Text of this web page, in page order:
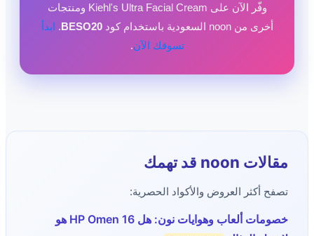
وفّر الآن على Kiehl's Ultra Facial Cream ومنتجات
أخرى من noon السعودية باستخدام كود
BESO20
. ابدأ
تسوقك الآن.
مقالات noon قد تهمك
تصفح أكثر العروض والأكواد الحصرية:
خصومات ألعاب وهوايات نون: هل HP Omen 16 هو